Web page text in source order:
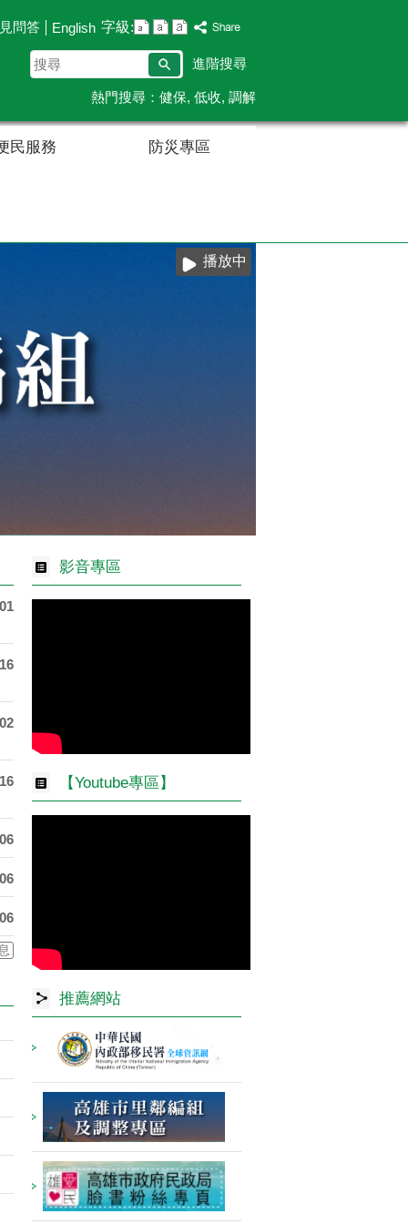
問答 English 字級:
搜
尋
進階搜尋
熱門搜尋： 健保 低收 調解
民服務 防災專區
播放中
影音專區
【Youtube專區】
推薦網站